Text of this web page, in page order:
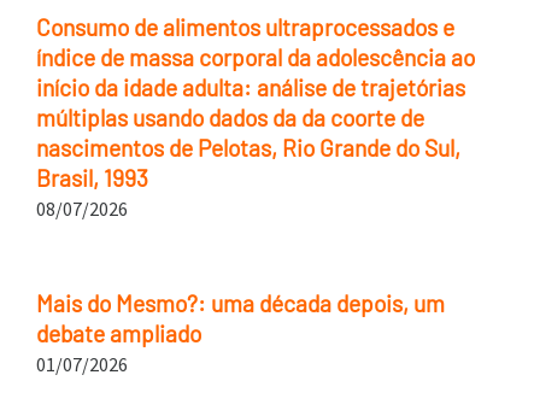
Consumo de alimentos ultraprocessados e
índice de massa corporal da adolescência ao
início da idade adulta: análise de trajetórias
múltiplas usando dados da da coorte de
nascimentos de Pelotas, Rio Grande do Sul,
Brasil, 1993
08/07/2026
Mais do Mesmo?: uma década depois, um
debate ampliado
01/07/2026